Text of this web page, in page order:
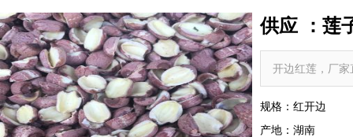
供应 ：莲
开边红莲，厂家
规格：红开边
产地：湖南